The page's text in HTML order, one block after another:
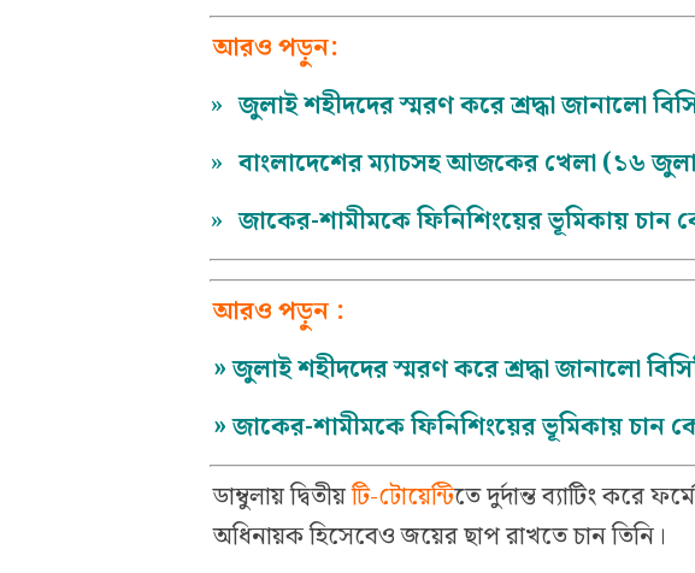
আরও পড়ুন:
» জুলাই শহীদদের স্মরণ করে শ্রদ্ধা জানালো
» বাংলাদেশের ম্যাচসহ আজকের খেলা (১৬
» জাকের-শামীমকে ফিনিশিংয়ের ভূমিকায় চান
আরও পড়ুন :
»জুলাই শহীদদের স্মরণ করে শ্রদ্ধা জানালো
»জাকের-শামীমকে ফিনিশিংয়ের ভূমিকায় চান
ডাম্বুলায় দ্বিতীয়টি-টোয়েন্টিতে দুর্দান্ত ব্যাটিং করে
অধিনায়ক হিসেবেও জয়ের ছাপ রাখতে চান তিনি।